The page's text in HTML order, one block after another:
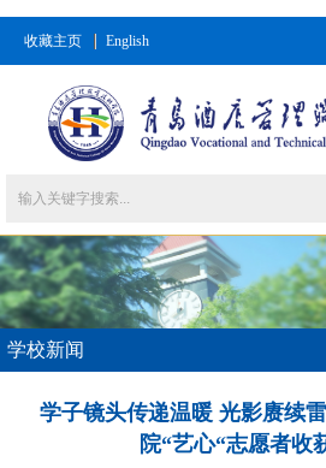
收藏主页 English
学校新闻
学子镜头传递温暖 光影赓续
院“艺心“志愿者收